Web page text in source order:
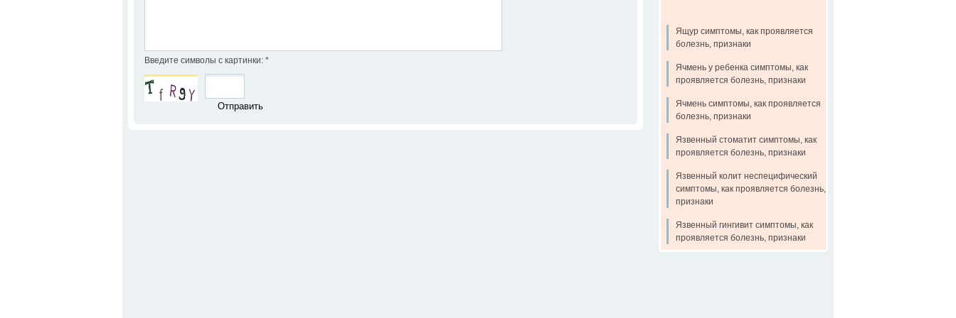
Введите символы с картинки: *
Ящур симптомы, как проявляется
болезнь, признаки
Ячмень у ребенка симптомы, как
проявляется болезнь, признаки
Ячмень симптомы, как проявляется
болезнь, признаки
Язвенный стоматит симптомы, как
проявляется болезнь, признаки
Язвенный колит неспецифический
симптомы, как проявляется болезнь,
признаки
Язвенный гингивит симптомы, как
проявляется болезнь, признаки